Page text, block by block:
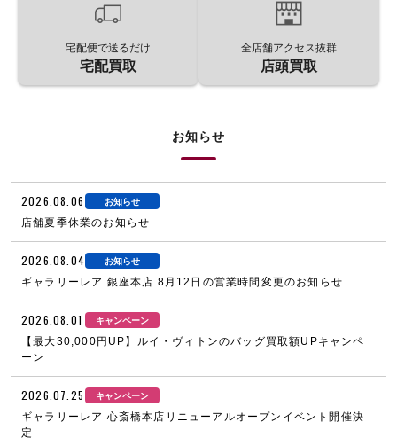
宅配便で送るだけ
宅配買取
全店舗アクセス抜群
店頭買取
お知らせ
2026.08.06 お知らせ
店舗夏季休業のお知らせ
2026.08.04 お知らせ
ギャラリーレア 銀座本店 8月12日の営業時間変更のお知らせ
2026.08.01 キャンペーン
【最大30,000円UP】ルイ・ヴィトンのバッグ買取額UPキャンペ
ーン
2026.07.25 キャンペーン
ギャラリーレア 心斎橋本店リニューアルオープンイベント開催決
定